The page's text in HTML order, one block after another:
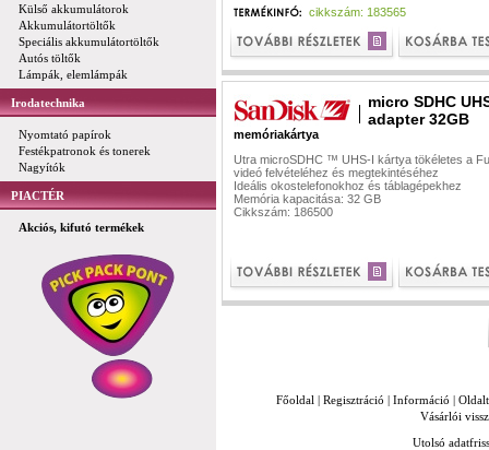
Külső akkumulátorok
Akkumulátortöltők
Speciális akkumulátortöltők
Autós töltők
Lámpák, elemlámpák
Irodatechnika
Nyomtató papírok
Festékpatronok és tonerek
Nagyítók
PIACTÉR
Akciós, kifutó termékek
cikkszám: 183565
micro SDHC
adapter 32GB
memóriakártya
Utra microSDHC ™ UHS-I kártya tökéletes a
videó felvételéhez és megtekintéséhez
Ideális okostelefonokhoz és táblagépekhez
Memória kapacitása: 32 GB
Cikkszám: 186500
Főoldal | Regisztráció | Információ |
Vásárlói
Utolsó